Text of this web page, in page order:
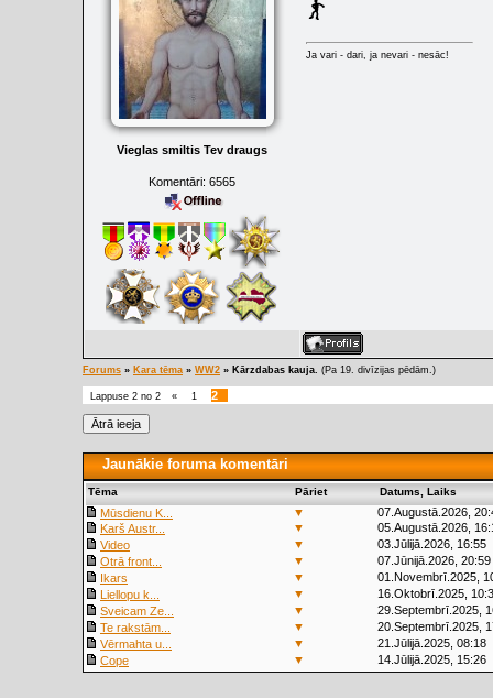
Vieglas smiltis Tev draugs
Komentāri: 6565
Ja vari - dari, ja nevari - nesāc!
Forums » Kara tēma » WW2 » Kārzdabas kauja. (Pa 19. divīzijas pēdām.)
Lappuse 2 no 2 « 1 2
Jaunākie foruma komentāri
Tēma Pāriet Datums, Laiks
Mūsdienu K... ▼
07.Augustā.2026,
Karš Austr...
▼
05.Augustā.2026,
Video
▼
03.Jūlijā.2026, 16:55
Otrā front...
▼
07.Jūnijā.2026, 20:59
Ikars
▼
01.Novembrī.2025,
Liellopu k...
▼
16.Oktobrī.2025,
Sveicam Ze...
▼
29.Septembrī.2025,
Te rakstām...
▼
20.Septembrī.2025,
Vērmahta u...
▼
21.Jūlijā.2025, 08:18
Cope
▼ 14.Jūlijā.2025, 15:26